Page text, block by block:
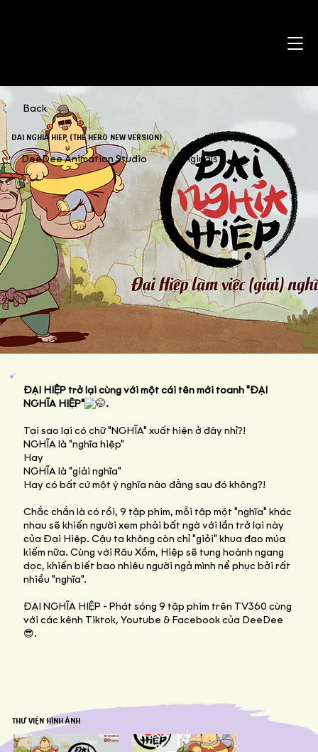
Back
DAI NGHIA HIEP (THE HERO NEW VERSION)
DeeDee Animation Studio Originals
ĐẠI HIỆP trở lại cùng với một cái tên mới toanh "ĐẠI
NGHĨA HIỆP"
.
Tại sao lại có chữ "NGHĨA" xuất hiện ở đây nhỉ?!
NGHĨA là "nghĩa hiệp"
Hay
NGHĨA là "giải nghĩa"
Hay có bất cứ một ý nghĩa nào đằng sau đó không?!
Chắc chắn là có rồi, 9 tập phim, mỗi tập một "nghĩa" khác
nhau sẽ khiến người xem phải bất ngờ với lần trở lại này
của Đại Hiệp. Cậu ta không còn chỉ "giỏi" khua đao múa
kiếm nữa. Cùng với Râu Xồm, Hiệp sẽ tung hoành ngang
dọc, khiến biết bao nhiêu người ngả mình nể phục bởi rất
nhiều "nghĩa".
ĐẠI NGHĨA HIỆP - Phát sóng 9 tập phim trên TV360 cùng
với các kênh Tiktok, Youtube & Facebook của DeeDee
😎.
THƯ VIỆN HÌNH ẢNH